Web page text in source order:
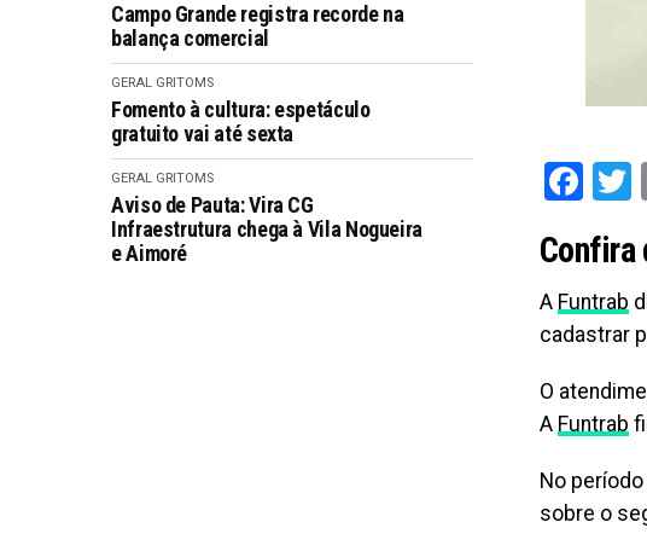
Campo Grande registra recorde na
balança comercial
GERAL GRITOMS
Fomento à cultura: espetáculo
gratuito vai até sexta
GERAL GRITOMS
Aviso de Pauta: Vira CG
Infraestrutura chega à Vila Nogueira
e Aimoré
Confira
A Funtrab
cadastrar
O
A Funtrab
No
sobre o